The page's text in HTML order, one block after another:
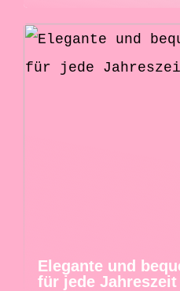
Elegante und
für jede Jahreszeit